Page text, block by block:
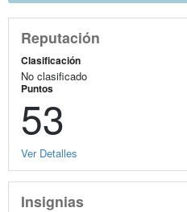
Reputación
Clasificación
No clasificado
Puntos
53
Ver Detalles
Insignias